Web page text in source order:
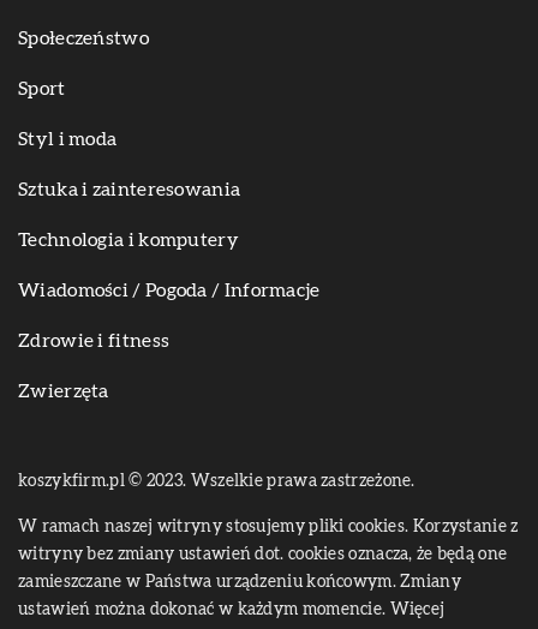
Społeczeństwo
Sport
Styl i moda
Sztuka i zainteresowania
Technologia i komputery
Wiadomości / Pogoda / Informacje
Zdrowie i fitness
Zwierzęta
koszykfirm.pl © 2023. Wszelkie prawa zastrzeżone.
W ramach naszej witryny stosujemy pliki cookies. Korzystanie z
witryny bez zmiany ustawień dot. cookies oznacza, że będą one
zamieszczane w Państwa urządzeniu końcowym. Zmiany
ustawień można dokonać w każdym momencie. Więcej